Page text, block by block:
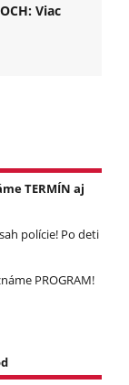
Viac
TERMÍN aj
polície! Po deti
PROGRAM!